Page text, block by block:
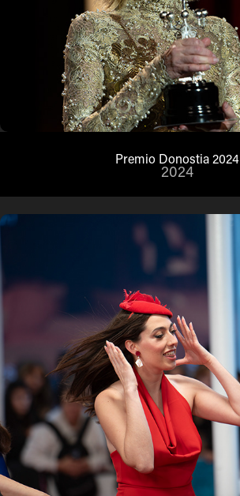
Premio Donostia 2024
2024